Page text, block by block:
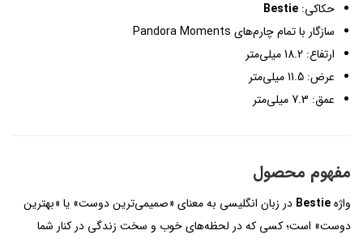
حکاکی: Bestie
سازگار با تمام چارم‌های Pandora Moments
ارتفاع: 18.2 میلی‌متر
عرض: 11.5 میلی‌متر
عمق: 7.3 میلی‌متر
مفهوم محصول
واژهBestie در زبان انگلیسی به معنای «صمیمی‌ترین دوست» یا «بهترین
دوست» است؛ کسی که در لحظه‌های خوب و سخت زندگی در کنار شما